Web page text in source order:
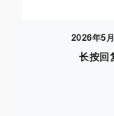
2026年5
长按回